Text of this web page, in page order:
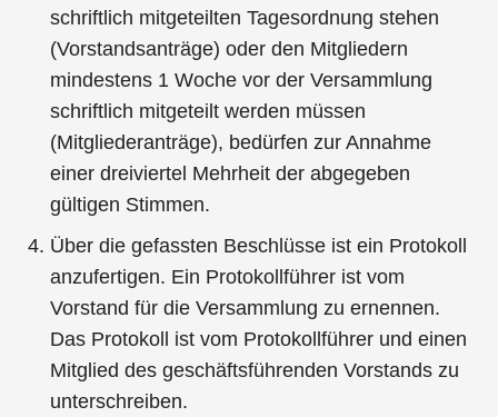
schriftlich mitgeteilten Tagesordnung stehen
(Vorstandsanträge) oder den Mitgliedern
mindestens 1 Woche vor der Versammlung
schriftlich mitgeteilt werden müssen
(Mitgliederanträge), bedürfen zur Annahme
einer dreiviertel Mehrheit der abgegeben
gültigen Stimmen.
Über die gefassten Beschlüsse ist ein Protokoll
anzufertigen. Ein Protokollführer ist vom
Vorstand für die Versammlung zu ernennen.
Das Protokoll ist vom Protokollführer und einen
Mitglied des geschäftsführenden Vorstands zu
unterschreiben.